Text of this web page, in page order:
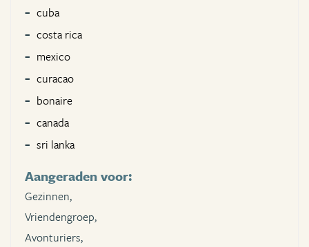
cuba
costa rica
mexico
curacao
bonaire
canada
sri lanka
Aangeraden voor:
Gezinnen,
Vriendengroep,
Avonturiers,